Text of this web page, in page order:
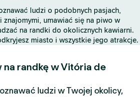
ludzi o podobnych pasjach,
umawiać się na piwo w
na randki do okolicznych kawiarni.
miasto i wszystkie jego atrakcje.
na randkę w Vitória de
ludzi w Twojej okolicy,